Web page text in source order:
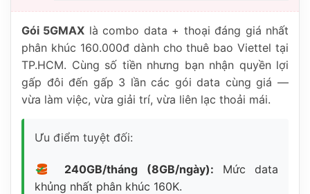
Gói 5GMAX là combo data + thoại đáng giá nhất
phân khúc 160.000đ dành cho thuê bao Viettel tại
TP.HCM. Cùng số tiền nhưng bạn nhận quyền lợi
gấp đôi đến gấp 3 lần các gói data cùng giá —
vừa làm việc, vừa giải trí, vừa liên lạc thoải mái.
Ưu điểm tuyệt đối:
240GB/tháng (8GB/ngày): Mức data
khủng nhất phân khúc 160K.